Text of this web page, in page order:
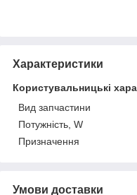
Характеристики
Користувальницькі
Вид запчастини
Потужність, W
Призначення
Умови доставки